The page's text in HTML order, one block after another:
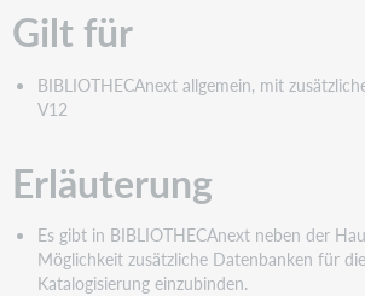
Gilt für
BIBLIOTHECAnext allgemein, mit
V12
Erläuterung
Es gibt in BIBLIOTHECAnext neben der
Möglichkeit zusätzliche Datenbanken für
Katalogisierung einzubinden.